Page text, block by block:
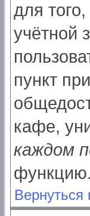
для
учётной
пункт
кафе,
каждом
функцию.
Вернуться